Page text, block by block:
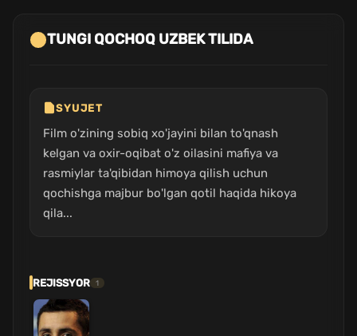
TUNGI QOCHOQ UZBEK TILIDA
SYUJET
Film o'zining sobiq xo'jayini bilan to'qnash
kelgan va oxir-oqibat o'z oilasini mafiya va
rasmiylar ta'qibidan himoya qilish uchun
qochishga majbur bo'lgan qotil haqida hikoya
qila...
REJISSYOR 1